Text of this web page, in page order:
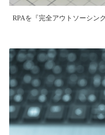
RPAを『完全アウトソーシン